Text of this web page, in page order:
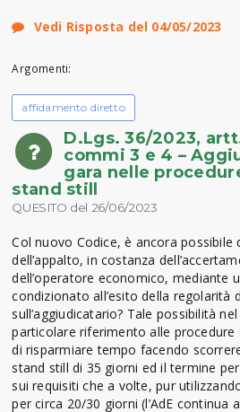
Vedi Risposta del 04/05/2023
Argomenti:
affidamento diretto
D.Lgs. 36/2023,
commi 3 e 4 –
gara nelle
stand still
QUESITO del 26/06/2023
Col nuovo Codice, è ancora possibile
dell’appalto, in costanza
dell’operatore economico, mediante
condizionato all’esito della
sull’aggiudicatario? Tale possibilità
particolare riferimento alle procedure
di risparmiare tempo facendo
stand still di 35 giorni ed il termine
sui requisiti che a volte, pur
per circa 20/30 giorni (l’AdE continua